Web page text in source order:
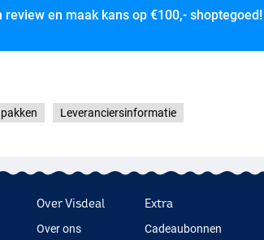
review en maak kans op €100,- shoptegoed!
Leveranciersinformatie
Over Visdeal
Over ons
Extra
Cadeaubonnen